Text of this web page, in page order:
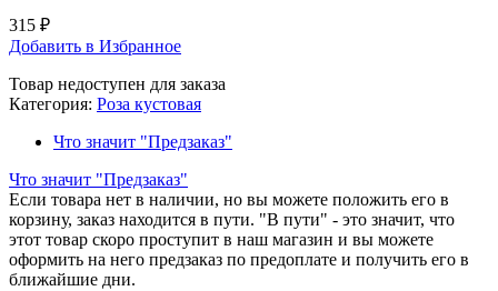
315 ₽
Добавить в Избранное
Товар недоступен для заказа
Категория: Роза кустовая
Что значит "Предзаказ"
Что значит "Предзаказ"
Если товара нет в наличии, но вы можете положить его в
корзину, заказ находится в пути. "В пути" - это значит, что
этот товар скоро проступит в наш магазин и вы можете
оформить на него предзаказ по предоплате и получить его в
ближайшие дни.